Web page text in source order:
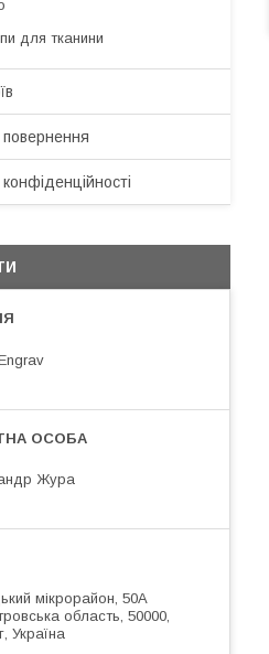
для тканини
Жура
мікрорайон, 50А
область, 50000,
Україна